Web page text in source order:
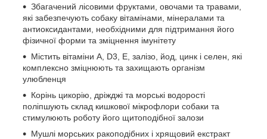
Збагачений лісовими фруктами, овочами та травами,
які забезпечують собаку вітамінами, мінералами та
антиоксидантами, необхідними для підтримання його
фізичної форми та зміцнення імунітету
Містить вітаміни А, D3, Е, залізо, йод, цинк і селен, які
комплексно зміцнюють та захищають організм
улюбленця
Корінь цикорію, дріжджі та морські водорості
поліпшують склад кишкової мікрофлори собаки та
стимулюють роботу його щитоподібної залози
Мушлі морських ракоподібних і хрящовий екстракт